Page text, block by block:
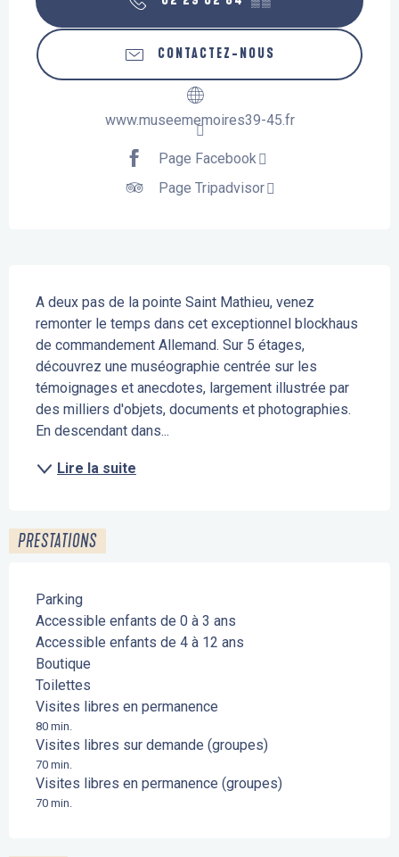
CONTACTEZ-NOUS
www.museememoires39-45.fr
Page Facebook
Page Tripadvisor
A deux pas de la pointe Saint Mathieu, venez
remonter le temps dans cet exceptionnel blockhaus
de commandement Allemand. Sur 5 étages,
découvrez une muséographie centrée sur les
témoignages et anecdotes, largement illustrée par
des milliers d'objets, documents et photographies.
En descendant dans...
Lire la suite
PRESTATIONS
Parking
Accessible enfants de 0 à 3 ans
Accessible enfants de 4 à 12 ans
Boutique
Toilettes
Visites libres en permanence
80 min.
Visites libres sur demande (groupes)
70 min.
Visites libres en permanence (groupes)
70 min.